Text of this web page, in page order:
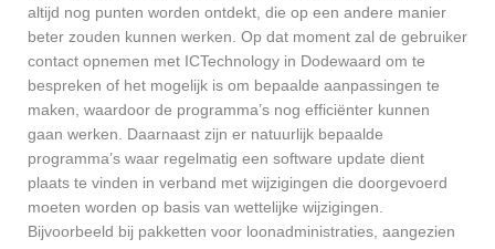
altijd nog punten worden ontdekt, die op een andere manier
beter zouden kunnen werken. Op dat moment zal de gebruiker
contact opnemen met ICTechnology in Dodewaard om te
bespreken of het mogelijk is om bepaalde aanpassingen te
maken, waardoor de programma’s nog efficiënter kunnen
gaan werken. Daarnaast zijn er natuurlijk bepaalde
programma’s waar regelmatig een software update dient
plaats te vinden in verband met wijzigingen die doorgevoerd
moeten worden op basis van wettelijke wijzigingen.
Bijvoorbeeld bij pakketten voor loonadministraties, aangezien